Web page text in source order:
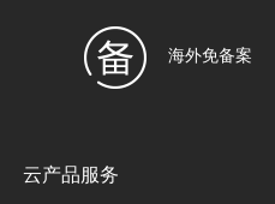
海外免备案
云产品服务